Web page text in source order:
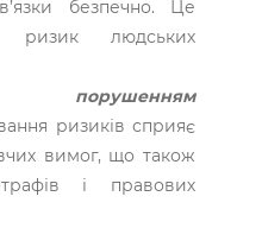
безпечно. Це
ризик людських
порушенням
ризиків сприяє
вимог, що також
і правових